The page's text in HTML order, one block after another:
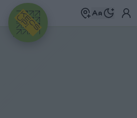
HIRDETÉS